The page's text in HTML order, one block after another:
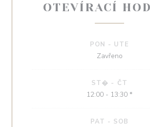
OTEVÍRACÍ
PON - UTE
Zavřeno
ST� - ČT
12:00 - 13:30 *
PAT - SOB